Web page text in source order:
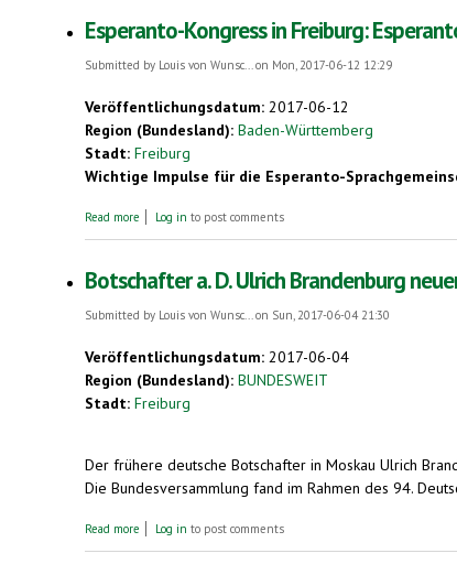
Esperanto-Kongress in Freiburg:
Submitted by Louis von Wunsc...on Mon, 2017-06-12 12:29
Veröffentlichungsdatum: 2017-06-12
Region (Bundesland): Baden-Württemberg
Stadt: Freiburg
Wichtige Impulse für die Esperanto-
Read more about Esperanto-Kongress in Freiburg: Esperanto-
Log in to post comments
Botschafter a. D. Ulrich Brandenburg
Submitted by Louis von Wunsc...on Sun, 2017-06-04 21:30
Veröffentlichungsdatum: 2017-06-04
Region (Bundesland): BUNDESWEIT
Stadt: Freiburg
Der frühere deutsche Botschafter in Moskau Ulrich
Die Bundesversammlung fand im Rahmen des 94.
Read more about Botschafter a. D. Ulrich Brandenburg neuer
Log in to post comments